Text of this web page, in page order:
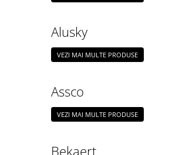
Punti termice
Agro & zootehnie
Alusky
VEZI MAI MULTE PRODUSE
Assco
VEZI MAI MULTE PRODUSE
Bekaert